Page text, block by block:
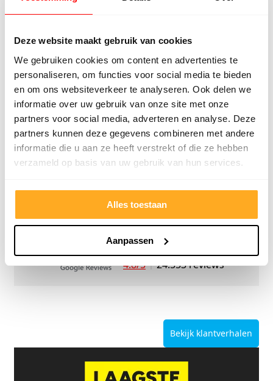
Deze website maakt gebruik van cookies
We gebruiken cookies om content en advertenties te
personaliseren, om functies voor social media te bieden
en om ons websiteverkeer te analyseren. Ook delen we
informatie over uw gebruik van onze site met onze
partners voor social media, adverteren en analyse. Deze
partners kunnen deze gegevens combineren met andere
informatie die u aan ze heeft verstrekt of die ze hebben
verzameld op basis van uw gebruik van hun services.
Alles toestaan
Aanpassen
4.8/5 24.553 reviews
Bekijk klantverhalen